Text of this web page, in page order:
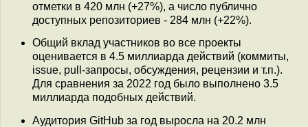
отметки в 420 млн (+27%), а число публично
доступных репозиториев - 284 млн (+22%).
Общий вклад участников во все проекты
оценивается в 4.5 миллиарда действий (коммиты,
issue, pull-запросы, обсуждения, рецензии и т.п.).
Для сравнения за 2022 год было выполнено 3.5
миллиарда подобных действий.
Аудитория GitHub за год выросла на 20.2 млн